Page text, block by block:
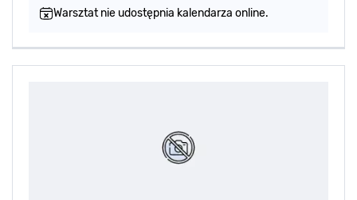
Warsztat nie udostępnia kalendarza online.